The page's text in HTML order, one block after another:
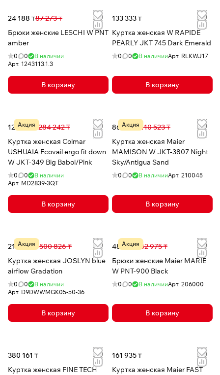
24 188 ₸87 273 ₸
Брюки женские LESCHI W PNT
amber
0 0
В наличии
Арт. 1243113.1.3
В корзину
133 333 ₸
Куртка женская W RAPIDE
PEARLY JKT 745 Dark Emerald
0 0 В наличииАрт. RLKWJ17
В корзину
Акция
122 027 ₸ 284 242 ₸
Куртка женская Colmar
USHUAIA Ecovail ergo fit down
W JKT-349 Big Babol/Pink
0 0
В наличии
Арт. MD2839-3QT
В корзину
Акция
86 280 ₸ 110 523 ₸
Куртка женская Maier
MAMISON W JKT-3807 Night
Sky/Antigua Sand
0 0 В наличииАрт. 210045
В корзину
Акция
215 048 ₸500 826 ₸
Куртка женская JOSLYN blue
airflow Gradation
0 0
В наличии
Арт. D9DWWMGK05-50-36
В корзину
Акция
48 285 ₸ 82 975 ₸
Брюки женские Maier MARIE
W PNT-900 Black
0 0 В наличииАрт. 206000
В корзину
380 161 ₸
Куртка женская FINE TECH
161 935 ₸
Куртка женская Maier FAST